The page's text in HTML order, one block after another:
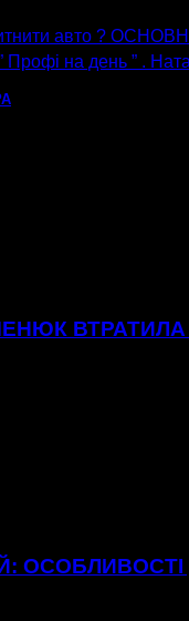
авто ?
Профі на день ” .